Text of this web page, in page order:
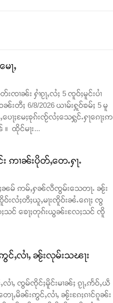
ႃႇ
ၢၼ်း ႁၢႆၵႂႃႇလႆႈ 5 ၸူဝ်ႈမူင်းပၢႆ
တီႈ 6/8/2026 ယၢမ်းႁူဝ်ၶမ်ႈ 5 မူ
ႈမႄႈၶုၵ်းၸႂ်လႆႈသေႁွင်ႉႁႃၵေႃႈဢ
။ ထိုင်မႃး...
ဢၢၼ်းပိုတ်ႇတေႉႁႃႉ
ႈၼမ် ဢမ်ႇႁၼ်လီၸွမ်းသေတႃႉ ၼႂ်း
လႆႈတီႈယူႇမႃးၸိူဝ်းၼႆႉၵေႃႈ ၸွ
သင် ၶေႃႈတုၵ်းယွၼ်းလႄႈသင် ၸိူ
ႇလၢႆႇ ၼႂ်းလုမ်းသၽႃး
ၢႆႇ ၸွမ်ၸိုင်ႈမိူင်းမၢၼ်ႈ ၵႂႃႇဢႅဝ်ႇယဵ
ႇမိၼ်းဢွင်ႇလၢႆႇ ၼႂ်းၵႄႈၵၢင်ၵူၼ်း